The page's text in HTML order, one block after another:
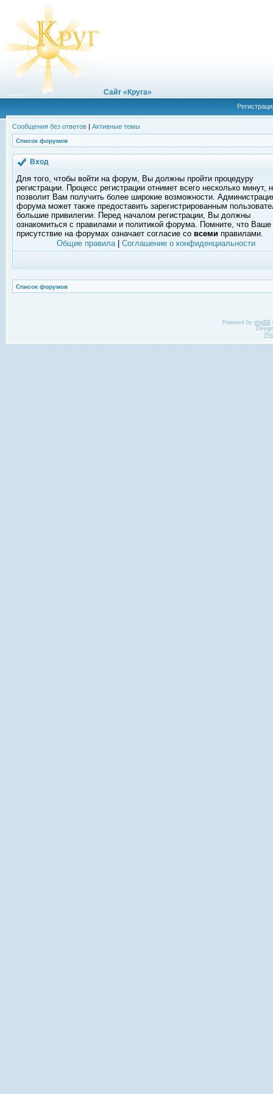
Сайт «Круга»
Сообщения без ответов | Активные темы
Список форумов
Вход
Для того, чтобы войти на форум, Вы должны пройти процедуру
регистрации. Процесс регистрации отнимет всего несколько минут,
позволит Вам получить более широкие возможности.
форума может также предоставить зарегистрированным
большие привилегии. Перед началом регистрации, Вы должны
ознакомиться с правилами и политикой форума. Помните, что Ваше
присутствие на форумах означает согласие со всеми правилами.
Общие правила| Соглашение о конфиденциальности
Список форумов
Powered by phpBB